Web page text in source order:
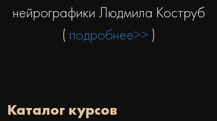
нейрографики Людмила Коструб
( подробнее>> )
Каталог курсов